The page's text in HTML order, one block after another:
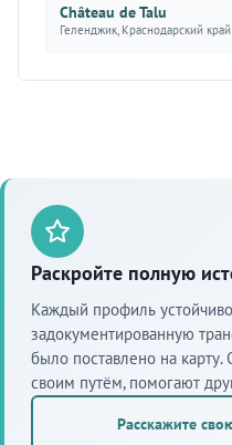
Château de Talu
Геленджик, Краснодарский
Раскройте полную
Каждый профиль
задокументированную
было поставлено на карту.
своим путём, помогают
Расскажите